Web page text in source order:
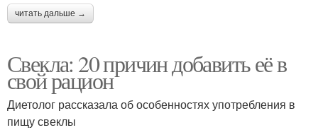
читать дальше →
Свекла: 20 причин добавить её в
свой рацион
Диетолог рассказала об особенностях употребления в
пищу свеклы